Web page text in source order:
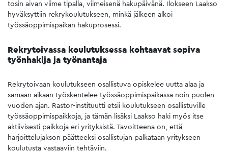
tosin aivan viime tipalla, viimeisenä hakupäivänä. Ilokseen Laakso
hyväksyttiin rekrykoulutukseen, minkä jälkeen alkoi
työssäoppimispaikan hakuprosessi.
Rekrytoivassa koulutuksessa kohtaavat sopiva
työnhakija ja työnantaja
Rekrytoivaan koulutukseen osallistuva opiskelee uutta alaa ja
samaan aikaan työskentelee työssäoppimispaikassa noin puolen
vuoden ajan. Rastor-instituutti etsii koulutukseen osallistuville
työssäoppimispaikkoja, ja tämän lisäksi Laakso haki myös itse
aktiivisesti paikkoja eri yrityksistä. Tavoitteena on, että
harjoittelujakson päätteeksi osallistujan palkataan yritykseen
koulutusta vastaaviin tehtäviin.